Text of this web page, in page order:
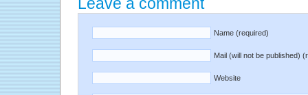
Name (required)
Mail (will not be published)
Website